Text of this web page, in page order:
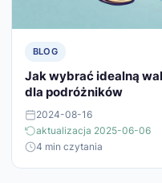
BLOG
Jak wybrać idealną
dla podróżników
2024-08-16
aktualizacja 2025-06-06
4 min czytania